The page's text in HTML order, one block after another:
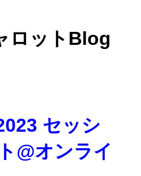
ロットBlog
セッシ
@オンライ